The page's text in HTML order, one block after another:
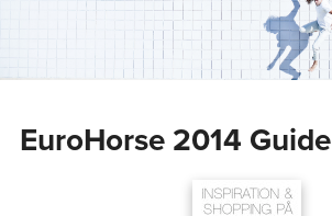
EuroHorse 2014 Guide